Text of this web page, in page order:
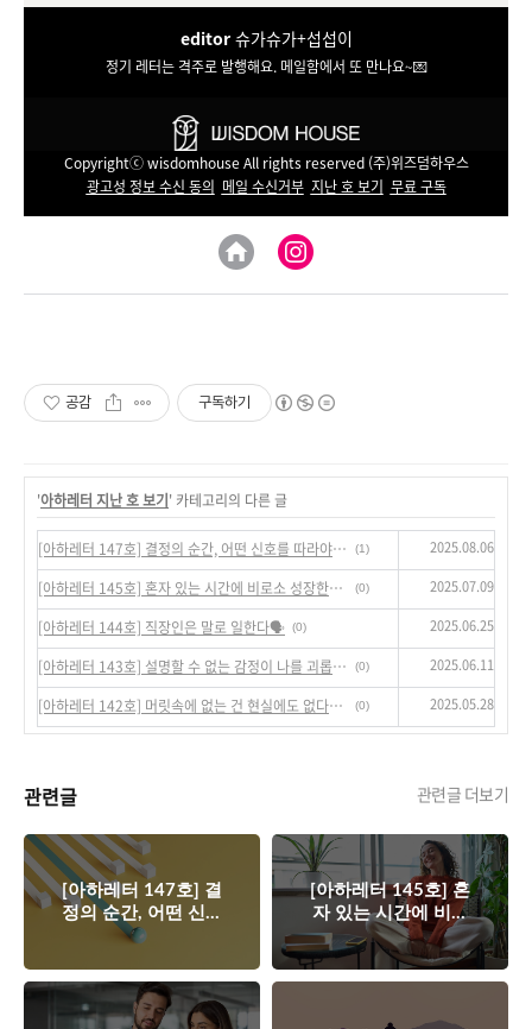
editor 슈가슈가+섭섭이
정기 레터는 격주로 발행해요. 메일함에서 또 만나요~💌
Copyrightⓒ wisdomhouse All rights reserved (주)위즈덤하우스
광고성 정보 수신 동의 메일 수신거부 지난 호 보기 무료 구독
공감 구독하기
'아하레터 지난 호 보기' 카테고리의 다른 글
[아하레터 147호] 결정의 순간, 어떤 신호를 따라야 할까?😎 (1) 2025.08.06
[아하레터 145호] 혼자 있는 시간에 비로소 성장한다🙋‍♀️ (0) 2025.07.09
[아하레터 144호] 직장인은 말로 일한다🗣️ (0) 2025.06.25
[아하레터 143호] 설명할 수 없는 감정이 나를 괴롭힐 때💆‍♀️ (0) 2025.06.11
[아하레터 142호] 머릿속에 없는 건 현실에도 없다고 생각해보세요. (0) 2025.05.28
관련글 관련글 더보기
[아하레터 147호] 결
정의 순간, 어떤 신호
를 따라야 할까?😎
[아하레터 145호] 혼
자 있는 시간에 비로
소 성장한다🙋‍♀️